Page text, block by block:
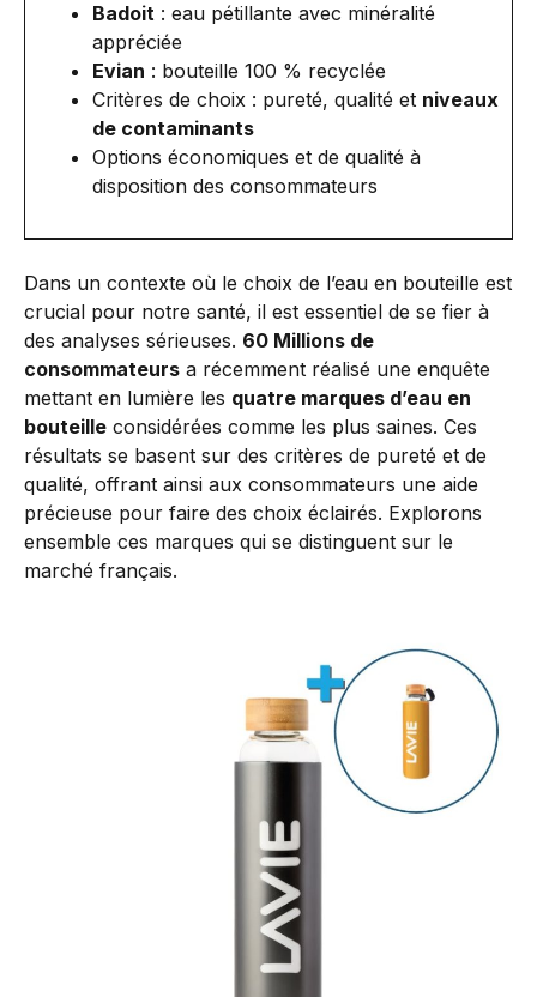
Badoit : eau pétillante avec minéralité
appréciée
Evian : bouteille 100 % recyclée
Critères de choix : pureté, qualité et niveaux
de contaminants
Options économiques et de qualité à
disposition des consommateurs
Dans un contexte où le choix de l’eau en bouteille est
crucial pour notre santé, il est essentiel de se fier à
des analyses sérieuses. 60 Millions de
consommateurs a récemment réalisé une enquête
mettant en lumière les quatre marques d’eau en
bouteille considérées comme les plus saines. Ces
résultats se basent sur des critères de pureté et de
qualité, offrant ainsi aux consommateurs une aide
précieuse pour faire des choix éclairés. Explorons
ensemble ces marques qui se distinguent sur le
marché français.